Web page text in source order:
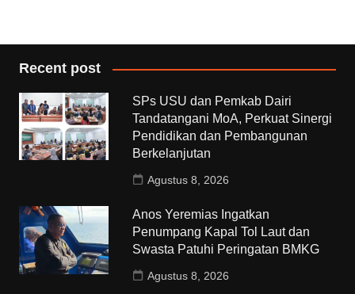
Recent post
SPs USU dan Pemkab Dairi
Tandatangani MoA, Perkuat Sinergi
Pendidikan dan Pembangunan
Berkelanjutan
Agustus 8, 2026
Anos Yeremias Ingatkan
Penumpang Kapal Tol Laut dan
Swasta Patuhi Peringatan BMKG
Agustus 8, 2026